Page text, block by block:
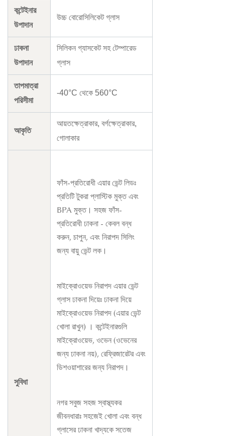
কন্টেইনার
উপাদান
উচ্চ বোরোসিলিকেট গ্লাস
ঢাকনা
উপাদান
সিলিকন গ্যাসকেট সহ টেম্পারেড
গ্লাস
তাপমাত্রা
পরিসীমা
-40°C থেকে 560°C
আকৃতি
আয়তক্ষেত্রাকার, বর্গক্ষেত্রাকার,
গোলাকার
সুবিধা
ফাঁস-প্রতিরোধী এয়ার ভেন্ট লিডঃ
প্রতিটি টুকরা প্লাস্টিক মুক্ত এবং
BPA মুক্ত। সহজ ফাঁস-
প্রতিরোধী ঢাকনা - কেবল বন্ধ
করুন, চাপুন, এবং নিরাপদ সিলিং
জন্য বায়ু ভেন্ট লক।
মাইক্রোওয়েভ নিরাপদ এয়ার ভেন্ট
গ্লাস ঢাকনা দিয়েঃ ঢাকনা দিয়ে
মাইক্রোওয়েভ নিরাপদ (এয়ার ভেন্ট
খোলা রাখুন) । কন্টেইনারগুলি
মাইক্রোওয়েভ, ওভেন (ওভেনের
জন্য ঢাকনা নয়), রেফ্রিজারেটর এবং
ডিশওয়াশারের জন্য নিরাপদ।
নগর সবুজ সহজ স্বাস্থ্যকর
জীবনধারাঃ সহজেই খোলা এবং বন্ধ
গ্লাসের ঢাকনা খাদ্যকে সতেজ